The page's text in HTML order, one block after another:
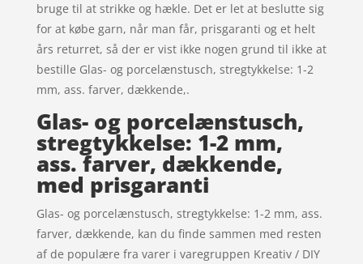
bruge til at strikke og hækle. Det er let at beslutte sig
for at købe garn, når man får, prisgaranti og et helt
års returret, så der er vist ikke nogen grund til ikke at
bestille Glas- og porcelænstusch, stregtykkelse: 1-2
mm, ass. farver, dækkende,.
Glas- og porcelænstusch,
stregtykkelse: 1-2 mm,
ass. farver, dækkende,
med prisgaranti
Glas- og porcelænstusch, stregtykkelse: 1-2 mm, ass.
farver, dækkende, kan du finde sammen med resten
af de populære fra varer i varegruppen Kreativ / DIY